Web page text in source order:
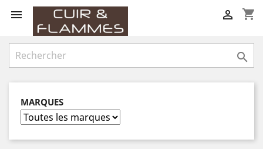
 shopping_cart


MARQUES